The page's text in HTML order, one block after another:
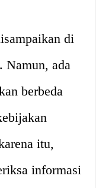
di
Namun, ada
berbeda
itu,
informasi